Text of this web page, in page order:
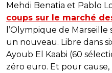
Mehdi Benatia et Pablo
coups sur le marché
l’Olympique de
un nouveau. Libre dans
Ayoub El Kaabi (60
zéro euro. Et pour